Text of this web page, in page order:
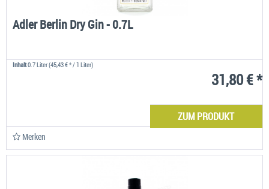
Adler Berlin Dry Gin - 0.7L
Inhalt0.7 Liter(45,43 € * / 1 Liter)
31,80 € *
ZUM PRODUKT
Merken